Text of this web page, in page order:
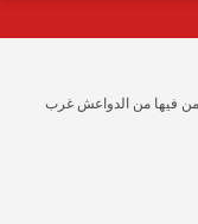
من فيها من الدواعش غرب